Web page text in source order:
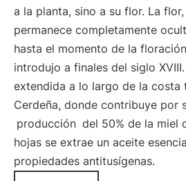
a la planta, sino a su flor. La
permanece completamente
hasta el momento de la
introdujo a finales del siglo
extendida a lo largo de la costa
Cerdeña, donde contribuye por
producción del 50% de la miel
hojas se extrae un aceite
propiedades antitusígenas.